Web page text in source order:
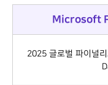
Microsoft
2025 글로벌 파이널